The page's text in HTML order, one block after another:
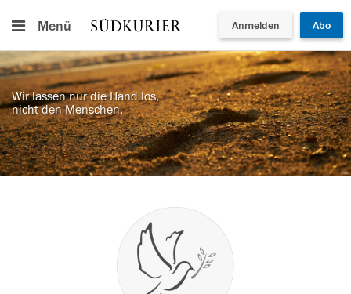
Menü Anmelden Abo
Wir lassen nur die Hand los,
nicht den Menschen.